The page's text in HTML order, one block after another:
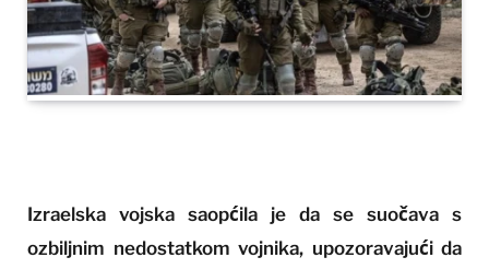
Izraelska vojska saopćila je da se suočava s
ozbiljnim nedostatkom vojnika, upozoravajući da